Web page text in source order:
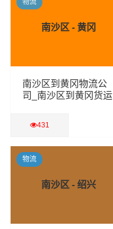
南沙区 - 黄冈
南沙区到黄冈物流公
司_南沙区到黄冈货运
431
查看详细
物流
南沙区 - 绍兴
物流